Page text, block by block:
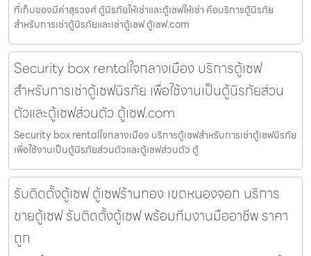
ที่เก็บของมีค่าสุรวงศ์ ตู้นิรภัยให้เช่าและตู้เซฟให้เช่า คือบริการตู้นิรภัย
สำหรับการเช่าตู้นิรภัยและเช่าตู้เซฟ ตู้เซฟ.com
Security box rentalใจกลางเมือง บริการตู้เซฟ
สำหรับการเช่าตู้เซฟนิรภัย เพื่อใช้งานเป็นตู้นิรภัยส่วน
ตัวและตู้เซฟส่วนตัว ตู้เซฟ.com
Security box rentalใจกลางเมือง บริการตู้เซฟสำหรับการเช่าตู้เซฟนิรภัย
เพื่อใช้งานเป็นตู้นิรภัยส่วนตัวและตู้เซฟส่วนตัว ตู้
รับติดตั้งตู้เซฟ ตู้เซฟร้านทอง เขตหนองจอก บริการ
ขายตู้เซฟ รับติดตั้งตู้เซฟ พร้อมทีมงานมืออาชีพ ราคา
ถูก